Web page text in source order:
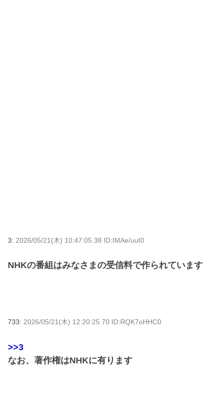
3: 2026/05/21(木) 10:47:05.38 ID:IMAe/uuI0
NHKの番組はみなさまの受信料で作られています
733: 2026/05/21(木) 12:20:25.70 ID:RQK7oHHC0
>>3
なお、著作権はNHKに有ります